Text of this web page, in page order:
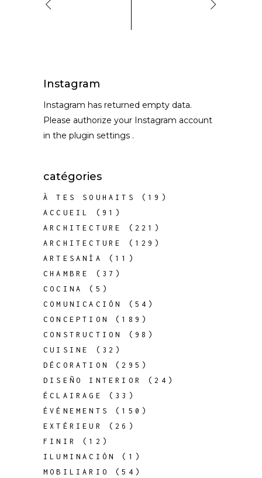
Instagram
Instagram has returned empty data.
Please authorize your Instagram account
in the plugin settings .
catégories
À TES SOUHAITS
(19)
ACCUEIL
(91)
ARCHITECTURE
(221)
ARCHITECTURE
(129)
ARTESANÍA
(11)
CHAMBRE
(37)
COCINA
(5)
COMUNICACIÓN
(54)
CONCEPTION
(189)
CONSTRUCTION
(98)
CUISINE
(32)
DÉCORATION
(295)
DISEÑO INTERIOR
(24)
ÉCLAIRAGE
(33)
ÉVÉNEMENTS
(150)
EXTÉRIEUR
(26)
FINIR
(12)
ILUMINACIÓN
(1)
MOBILIARIO
(54)